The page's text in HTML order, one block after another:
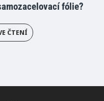
fólie?
ČTENÍ